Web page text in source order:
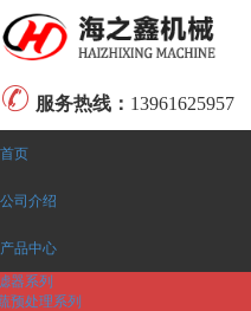
服务热线： 13961625957
首页
公司介绍
产品中心
器系列
预处理系列